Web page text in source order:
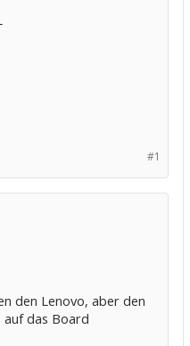
#1
den Lenovo, aber den
auf das Board